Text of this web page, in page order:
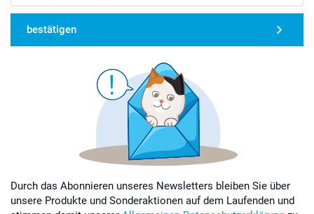
bestätigen
Durch das Abonnieren unseres Newsletters bleiben Sie über
unsere Produkte und Sonderaktionen auf dem Laufenden und